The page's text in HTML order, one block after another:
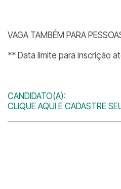
VAGA TAMBÉM PARA
** Data limite para inscrição
CANDIDATO(A):
CLIQUE AQUI E CADASTRE